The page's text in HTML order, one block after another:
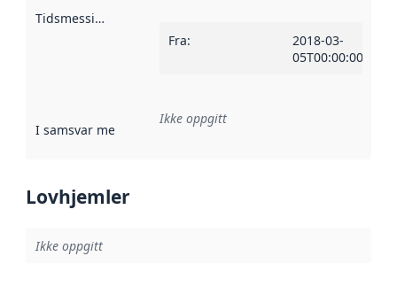
Tidsmessig avgrensning
Fra:
2018-03-
05T00:00:00Z
I samsvar med Referanse til en implementasjonsregel
Ikke oppgitt
Lovhjemler
Ikke oppgitt